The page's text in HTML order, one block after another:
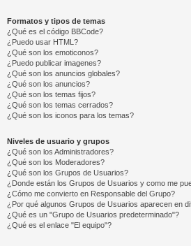
Formatos y tipos de temas
¿Qué es el código BBCode?
¿Puedo usar HTML?
¿Qué son los emoticonos?
¿Puedo publicar imagenes?
¿Qué son los anuncios globales?
¿Qué son los anuncios?
¿Qué son los temas fijos?
¿Qué son los temas cerrados?
¿Qué son los iconos para los temas?
Niveles de usuario y grupos
¿Qué son los Administradores?
¿Qué son los Moderadores?
¿Qué son los Grupos de Usuarios?
¿Donde están los Grupos de Usuarios y como me
¿Cómo me convierto en Responsable del Grupo?
¿Por qué algunos Grupos de Usuarios aparecen en
¿Qué es un "Grupo de Usuarios predeterminado"?
¿Qué es el enlace "El equipo"?